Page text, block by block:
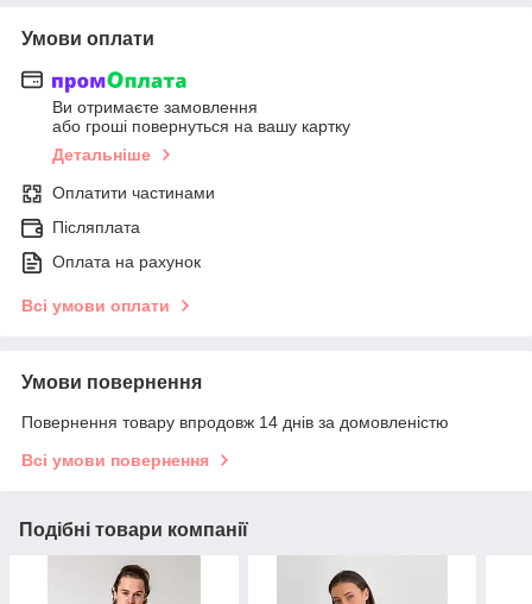
Умови оплати
Ви отримаєте замовлення
або гроші повернуться на вашу картку
Детальніше
Оплатити частинами
Післяплата
Оплата на рахунок
Всі умови оплати
Умови повернення
Повернення товару впродовж 14 днів за домовленістю
Всі умови повернення
Подібні товари компанії